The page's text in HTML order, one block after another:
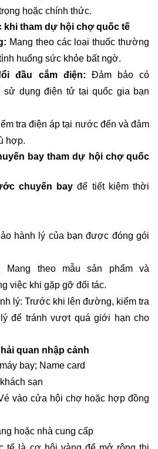
hoặc chính thức.
khi tham dự hội chợ quốc tế
Mang theo các loại thuốc thường
huống sức khỏe bất ngờ.
đầu cắm điện: Đảm bảo có
sử dụng điện tử tại quốc gia bạn
tra điện áp tại nước đến và đảm
hợp.
bay tham dự hội chợ quốc
chuyến bay để tiết kiệm thời
hành lý của bạn được đóng gói
Mang theo mẫu sản phẩm và
việc khi gặp gỡ đối tác.
lý: Trước khi lên đường, kiểm tra
để tránh vượt quá giới hạn cho
quan nhập cảnh
bay; Name card
sạn
vào cửa hội chợ hoặc hợp đồng
hoặc nhà cung cấp